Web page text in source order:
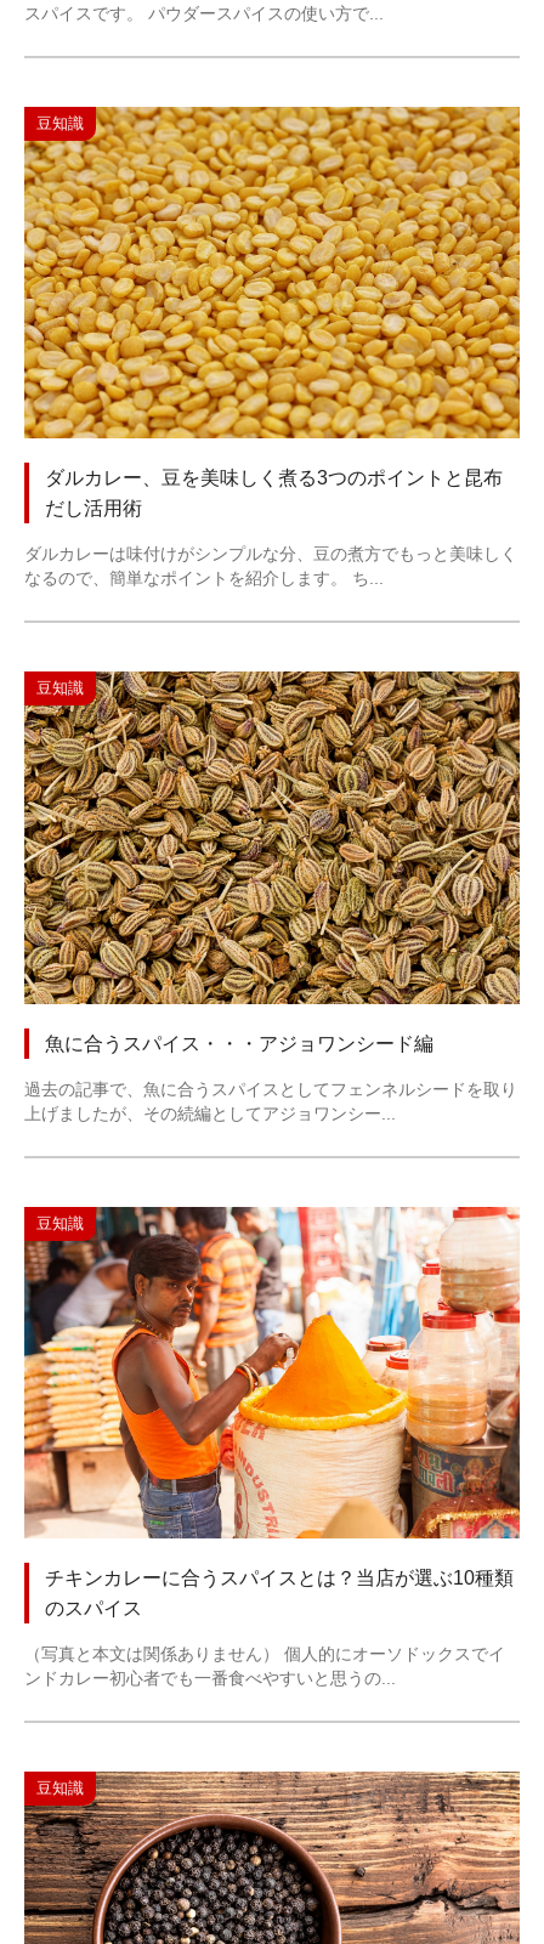
スパイスです。 パウダースパイスの使い方で...
豆知識
ダルカレー、豆を美味しく煮る3つのポイントと昆布
だし活用術
ダルカレーは味付けがシンプルな分、豆の煮方でもっと美味しく
なるので、簡単なポイントを紹介します。 ち...
豆知識
魚に合うスパイス・・・アジョワンシード編
過去の記事で、魚に合うスパイスとしてフェンネルシードを取り
上げましたが、その続編としてアジョワンシー...
豆知識
チキンカレーに合うスパイスとは？当店が選ぶ10種類
のスパイス
（写真と本文は関係ありません） 個人的にオーソドックスでイ
ンドカレー初心者でも一番食べやすいと思うの...
豆知識